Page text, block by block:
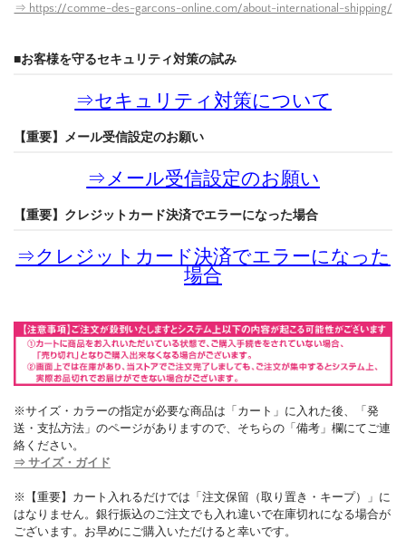
⇒ https://comme-des-garcons-online.com/about-international-shipping/
■お客様を守るセキュリティ対策の試み
⇒セキュリティ対策について
【重要】メール受信設定のお願い
⇒ メール受信設定のお願い
【重要】クレジットカード決済でエラーになった場合
⇒クレジットカード決済でエラーになった
場合
※サイズ・カラーの指定が必要な商品は「カート」に入れた後、「発
送・支払方法」のページがありますので、そちらの「備考」欄にてご連
絡ください。
⇒ サイズ・ガイド
※【重要】カート入れるだけでは「注文保留（取り置き・キープ）」に
はなりません。銀行振込のご注文でも入れ違いで在庫切れになる場合が
ございます。お早めにご購入いただけると幸いです。